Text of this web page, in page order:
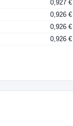
0,927 €
0,926 €
0,926 €
0,926 €